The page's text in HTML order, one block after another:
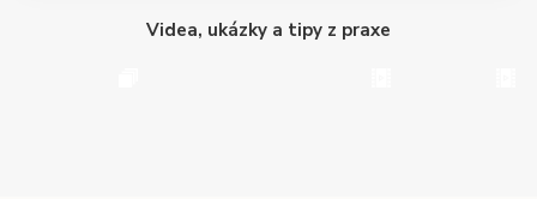
Videa, ukázky a tipy z praxe